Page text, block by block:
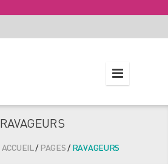
RAVAGEURS
ACCUEIL/PAGES/RAVAGEURS